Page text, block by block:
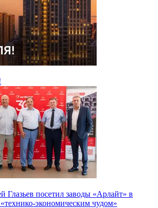
Глазьев посетил заводы «Арлайт» в
экономическим чудом»